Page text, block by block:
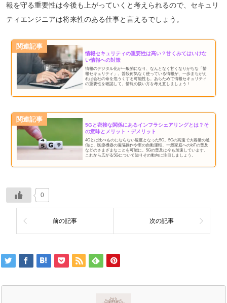
報を守る重要性は今後も上がっていくと考えられるので、セキュリ
ティエンジニアは将来性のある仕事と言えるでしょう。
関連記事
情報セキュリティの重要性は高い？甘くみてはいけな
い情報への対策
情報のデジタル化が一般的になり、なんとなく甘くなりがちな「情
報セキュリティ」。普段何気なく使っている情報が、一歩まちがえ
れば会社の命を危うくする可能性も。あらためて情報セキュリティ
の重要性を確認して、情報の扱い方を考え直しましょう！
関連記事
5Gと密接な関係にあるインフラシェアリングとは？そ
の意味とメリット・デメリット
4Gとは比べものにならない速度となった5G。5Gの高速で大容量の通
信は、医療機器の遠隔操作や車の自動運転、一般家庭へのIoTの普及
などのさまざまなことを可能に。5Gの普及は今も加速しています。
これから広がる5Gについて知りその動向に注目しましょう。
0
前の記事 次の記事